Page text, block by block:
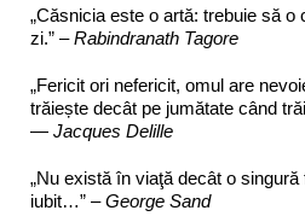
„Căsnicia este o artă: trebuie să o
zi.” –Rabindranath Tagore
„Fericit ori nefericit, omul are
trăiește decât pe jumătate când
— Jacques Delille
„Nu există în viaţă decât o
iubit…” –George Sand